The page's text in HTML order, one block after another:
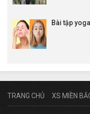
Bài tập
TRANG CHỦ XS MIỀN